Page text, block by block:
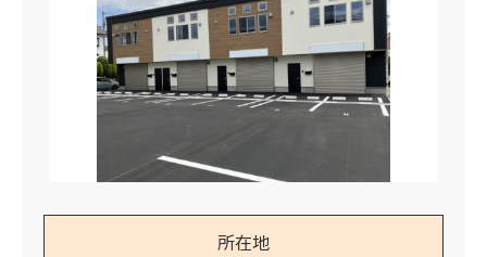
所在地